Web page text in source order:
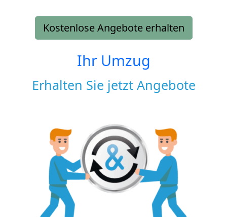
Kostenlose Angebote erhalten
Ihr Umzug
Erhalten Sie jetzt Angebote